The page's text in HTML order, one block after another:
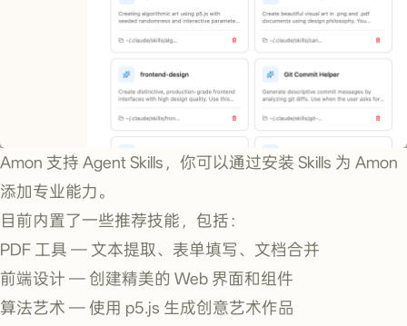
Amon 支持 Agent Skills，你可以通过安装 Skills 为 Amon
添加专业能力。
目前内置了一些推荐技能，包括：
PDF 工具 — 文本提取、表单填写、文档合并
前端设计 — 创建精美的 Web 界面和组件
算法艺术 — 使用 p5.js 生成创意艺术作品